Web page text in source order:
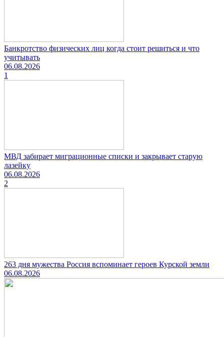
Банкротство физических лиц когда стоит решиться и что
учитывать
06.08.2026
1
МВД забирает миграционные списки и закрывает старую
лазейку
06.08.2026
2
263 дня мужества Россия вспоминает героев Курской земли
06.08.2026